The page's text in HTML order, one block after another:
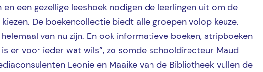
en een gezellige leeshoek nodigen de leerlingen uit om de
De boekencollectie biedt alle groepen volop keuze.
van nu zijn. En ook informatieve boeken, stripboeken
er voor ieder wat wils”, zo somde schooldirecteur Maud
Leonie en Maaike van de Bibliotheek vullen de